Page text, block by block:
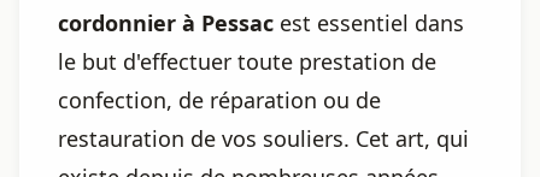
cordonnier à Pessac est essentiel dans
le but d'effectuer toute prestation de
confection, de réparation ou de
restauration de vos souliers. Cet art, qui